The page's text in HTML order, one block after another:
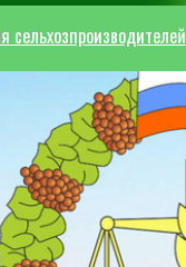
сельхозпроизводителей